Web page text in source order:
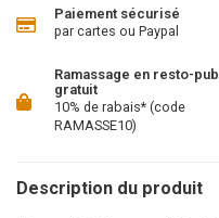
Paiement sécurisé
par cartes ou Paypal
Ramassage en resto-pub
gratuit
10% de rabais* (code
RAMASSE10)
Description du produit